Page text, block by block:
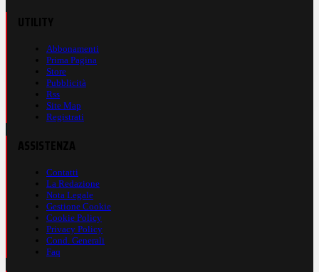
Abbonamenti
Prima Pagina
Store
Pubblicità
Rss
Site Map
Registrati
Contatti
La Redazione
Nota Legale
Gestione Cookie
Cookie Policy
Privacy Policy
Cond. Generali
Faq